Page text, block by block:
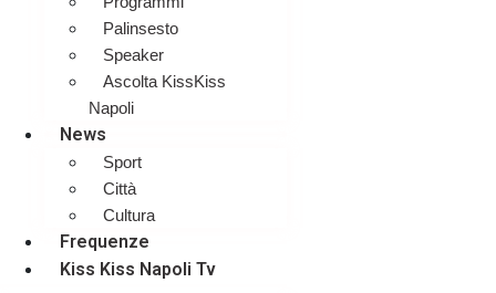
Palinsesto
Speaker
Ascolta KissKiss
Napoli
News
Sport
Città
Cultura
Frequenze
Kiss Kiss Napoli Tv